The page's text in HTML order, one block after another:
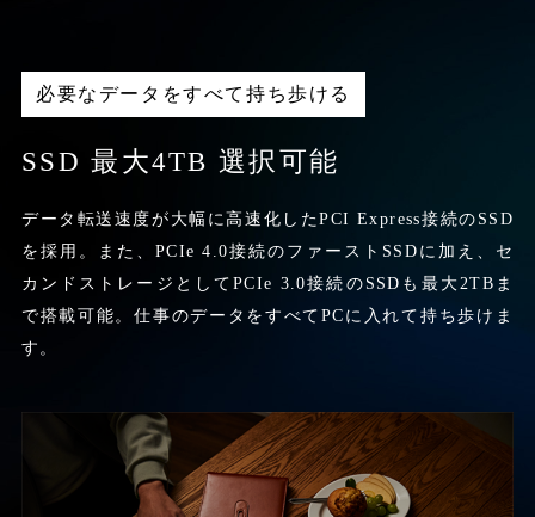
必要なデータをすべて持ち歩ける
SSD 最大4TB 選択可能
データ転送速度が大幅に高速化したPCI Express接続のSSD
を採用。また、PCIe 4.0接続のファーストSSDに加え、セ
カンドストレージとしてPCIe 3.0接続のSSDも最大2TBま
で搭載可能。仕事のデータをすべてPCに入れて持ち歩けま
す。